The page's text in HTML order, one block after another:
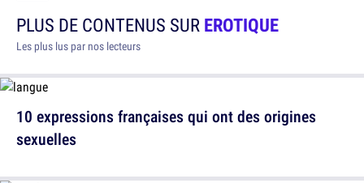
PLUS DE CONTENUS SUREROTIQUE
Les plus lus par nos lecteurs
10 expressions françaises qui ont des origines
sexuelles